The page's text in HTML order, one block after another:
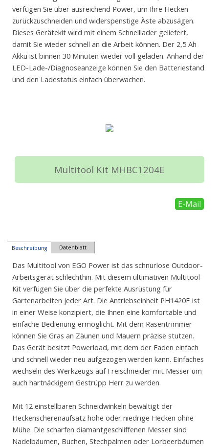
verfügen Sie über ausreichend Power, um Ihre Hecken
zurückzuschneiden und widerspenstige Äste abzusägen.
Dieses Gerätekit wird mit einem Schnelllader geliefert,
damit Sie wieder schnell an die Arbeit können. Der 2,5 Ah
Akku ist binnen 30 Minuten wieder voll geladen. Anhand der
LED-Lade-/Diagnoseanzeige können Sie den Batteriestand
und den Ladestatus einfach überwachen.
Multitool Kit MHBC1204E
E-Mail
Beschreibung Datenblatt
Das Multitool von EGO Power ist das schnurlose Outdoor-
Arbeitsgerät schlechthin. Mit diesem ultimativen Multitool-
Kit verfügen Sie über die perfekte Ausrüstung für
Gartenarbeiten jeder Art. Die Antriebseinheit PH1420E ist
in einer Weise konzipiert, die Ihnen eine komfortable und
einfache Bedienung ermöglicht. Mit dem Rasentrimmer
können Sie Gras an Zäunen und Mauern präzise stutzen.
Das Gerät besitzt Powerload, mit dem der Faden einfach
und schnell wieder neu aufgezogen werden kann. Einfaches
wechseln des Werkzeugs auf Freischneider mit Messer um
auch hartnäckigem Gestrüpp Herr zu werden.
Mit 12 einstellbaren Schneidwinkeln bewältigt der
Heckenscherenaufsatz hohe oder niedrige Hecken ohne
Mühe. Die scharfen diamantgeschliffenen Messer sind
Nadelbäumen, Buchen, Stechpalmen oder Lorbeerbäumen